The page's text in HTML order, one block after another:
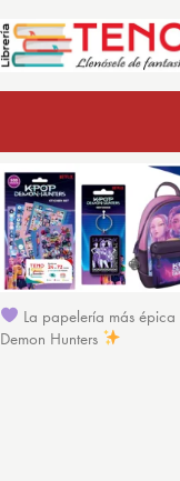
La papelería más épica
Demon Hunters